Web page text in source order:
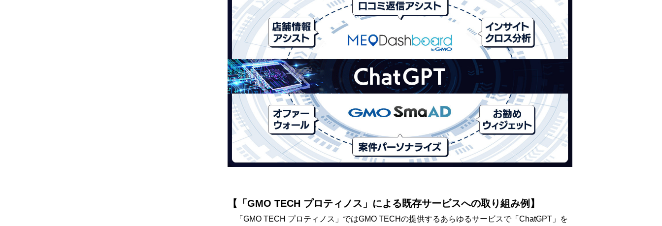
【「GMO TECH プロティノス」による既存サービスへの取り組み例】
「GMO TECH プロティノス」ではGMO TECHの提供するあらゆるサービスで「ChatGPT」を